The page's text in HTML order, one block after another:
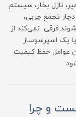
نازل بخار، سیستم
تجمع چربی،
نمی‌کند از
یک اسپرسوساز
عوامل حفظ کیفیت
و چرا